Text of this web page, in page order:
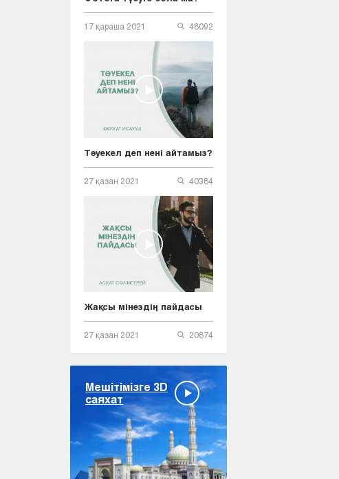
17 қараша 2021 48092
Тәуекел деп нені айтамыз?
27 қазан 2021 40384
Жақсы мінездің пайдасы
27 қазан 2021 20874
Мешітімізге 3D
саяхат